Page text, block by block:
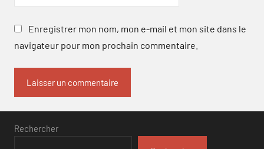
Enregistrer mon nom, mon e-mail et mon site dans le
navigateur pour mon prochain commentaire.
Rechercher